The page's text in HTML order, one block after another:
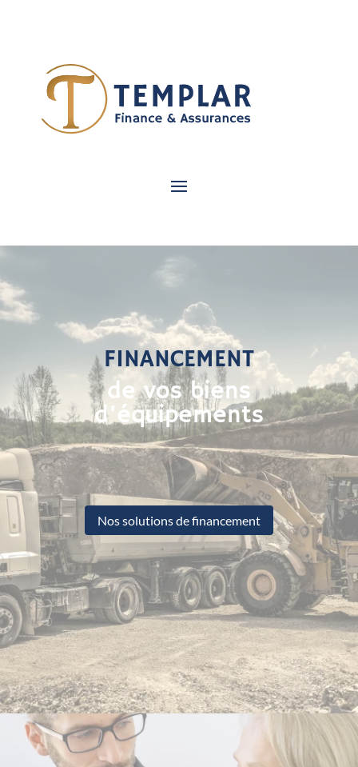
FINANCEMENT
de vos biens
d’équipements
Nos solutions de financement